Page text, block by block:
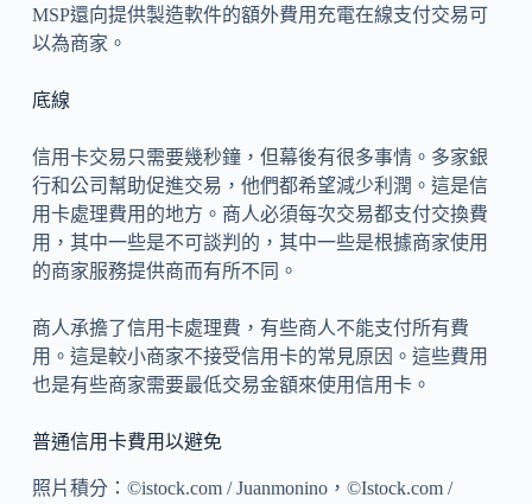
MSP還向提供製造軟件的額外費用充電在線支付交易可
以為商家。
底線
信用卡交易只需要幾秒鐘，但幕後有很多事情。多家銀
行和公司幫助促進交易，他們都希望減少利潤。這是信
用卡處理費用的地方。商人必須每次交易都支付交換費
用，其中一些是不可談判的，其中一些是根據商家使用
的商家服務提供商而有所不同。
商人承擔了信用卡處理費，有些商人不能支付所有費
用。這是較小商家不接受信用卡的常見原因。這些費用
也是有些商家需要最低交易金額來使用信用卡。
普通信用卡費用以避免
照片積分：©istock.com / Juanmonino，©Istock.com /